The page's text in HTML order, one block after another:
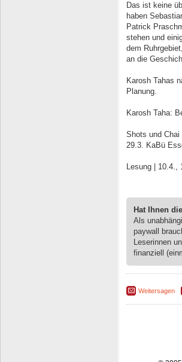
Das ist keine
haben
Patrick
stehen und
dem
an die
Karosh Tahas
Planung.
Karosh Taha:
Shots und
29.3. KaBü
Lesung | 10.4.,
Hat Ihnen
Als
paywall
Leserinnen
finanziell
Weitersagen